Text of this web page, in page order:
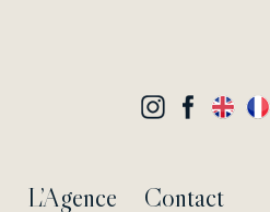
L’Agence Contact